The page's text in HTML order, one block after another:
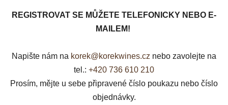
REGISTROVAT SE MŮŽETE TELEFONICKY NEBO E-
MAILEM!
Napište nám na korek@korekwines.cz nebo zavolejte na
tel.: +420 736 610 210
Prosím, mějte u sebe připravené číslo poukazu nebo číslo
objednávky.